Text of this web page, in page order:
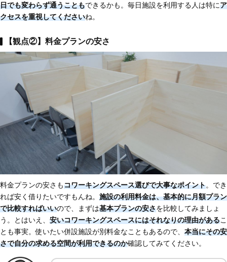
日でも変わらず通うこともできるかも。毎日施設を利用する人は特にア
クセスを重視してくださいね。
【観点②】料金プランの安さ
料金プランの安さもコワーキングスペース選びで大事なポイント。でき
れば安く借りたいですもんね。 施設の利用料金は、基本的に月額プラン
で比較すればいいので、まずは基本プランの安さを比較してみましょ
う。とはいえ、 安いコワーキングスペースにはそれなりの理由があるこ
とも事実。使いたい併設施設が別料金なこともあるので、 本当にその安
さで自分の求める空間が利用できるのか確認してみてください。